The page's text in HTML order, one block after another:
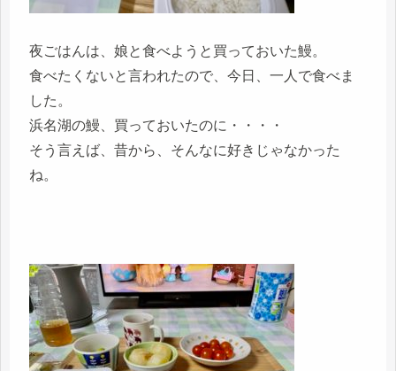
夜ごはんは、娘と食べようと買っておいた鰻。
食べたくないと言われたので、今日、一人で食べま
した。
浜名湖の鰻、買っておいたのに・・・・
そう言えば、昔から、そんなに好きじゃなかった
ね。